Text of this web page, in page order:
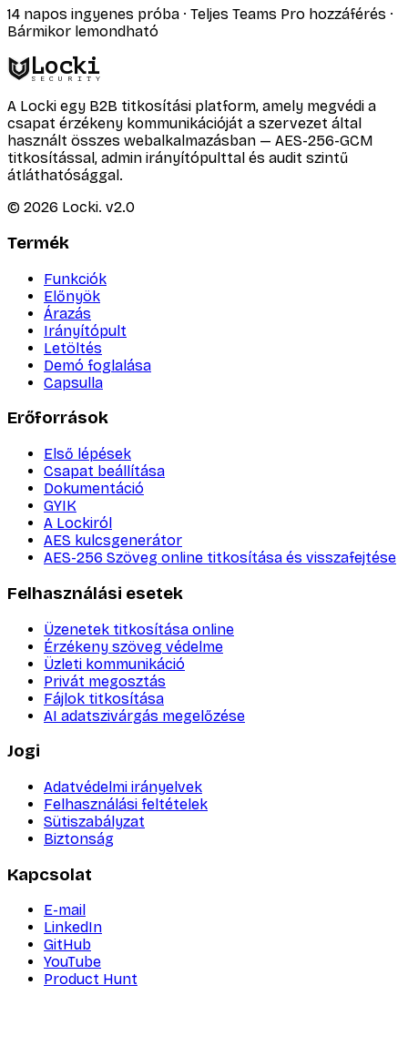
14 napos ingyenes próba · Teljes Teams Pro hozzáférés ·
Bármikor lemondható
Locki
SECURITY
A Locki egy B2B titkosítási platform, amely megvédi a
csapat érzékeny kommunikációját a szervezet által
használt összes webalkalmazásban — AES-256-GCM
titkosítással, admin irányítópulttal és audit szintű
átláthatósággal.
© 2026 Locki. v2.0
Termék
Funkciók
Előnyök
Árazás
Irányítópult
Letöltés
Demó foglalása
Capsulla
Erőforrások
Első lépések
Csapat beállítása
Dokumentáció
GYIK
A Lockiról
AES kulcsgenerátor
AES-256 Szöveg online titkosítása és visszafejtése
Felhasználási esetek
Üzenetek titkosítása online
Érzékeny szöveg védelme
Üzleti kommunikáció
Privát megosztás
Fájlok titkosítása
AI adatszivárgás megelőzése
Jogi
Adatvédelmi irányelvek
Felhasználási feltételek
Sütiszabályzat
Biztonság
Kapcsolat
E-mail
LinkedIn
GitHub
YouTube
Product Hunt